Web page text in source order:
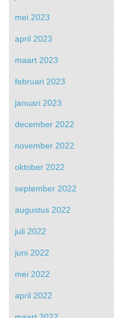
mei 2023
april 2023
maart 2023
februari 2023
januari 2023
december 2022
november 2022
oktober 2022
september 2022
augustus 2022
juli 2022
juni 2022
mei 2022
april 2022